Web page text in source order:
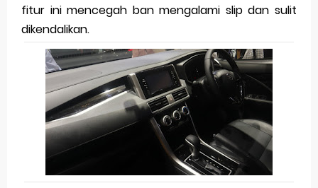
fitur ini mencegah ban mengalami slip dan sulit
dikendalikan.